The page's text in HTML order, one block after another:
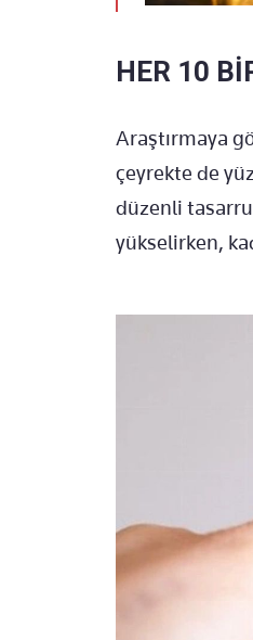
HER 10
Araştırmaya
çeyrekte de
düzenli
yükselirken,